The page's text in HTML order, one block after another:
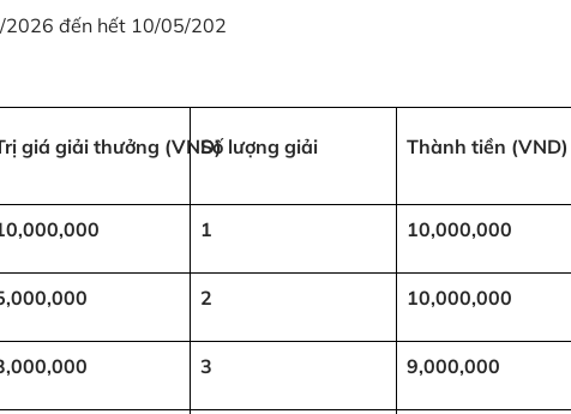
2026 đến hết 10/05/202
giá giải thưởng (VND)Số lượng giải Thành tiền (VND)
1 10,000,000
2 10,000,000
3 9,000,000